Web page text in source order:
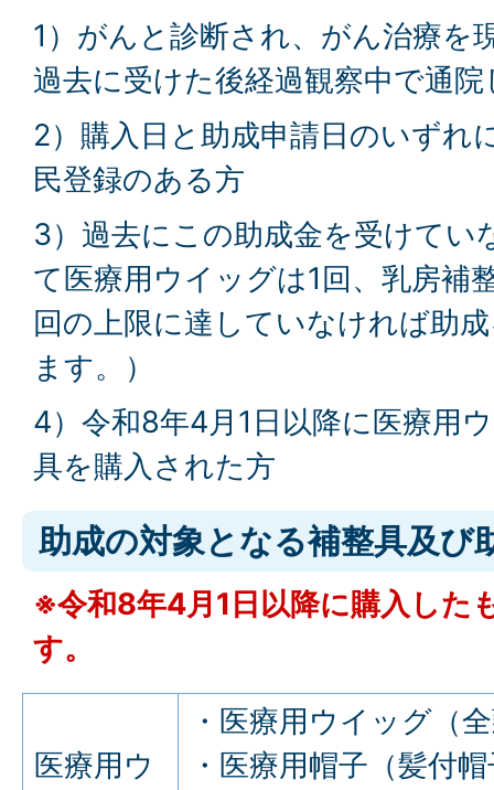
1）がんと診断され、がん治療を
過去に受けた後経過観察中で通
2）購入日と助成申請日のいずれ
民登録のある方
3）過去にこの助成金を受けてい
て医療用ウイッグは1回、乳房補
回の上限に達していなければ助
ます。）
4）令和8年4月1日以降に医療用
具を購入された方
助成の対象となる補整具及び
※令和8年4月1日以降に購入した
す。
医療用ウ
・医療用ウイッグ（
・医療用帽子（髪付